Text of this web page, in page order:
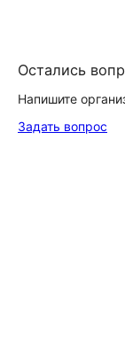
Остались
Напишите
Задать вопрос